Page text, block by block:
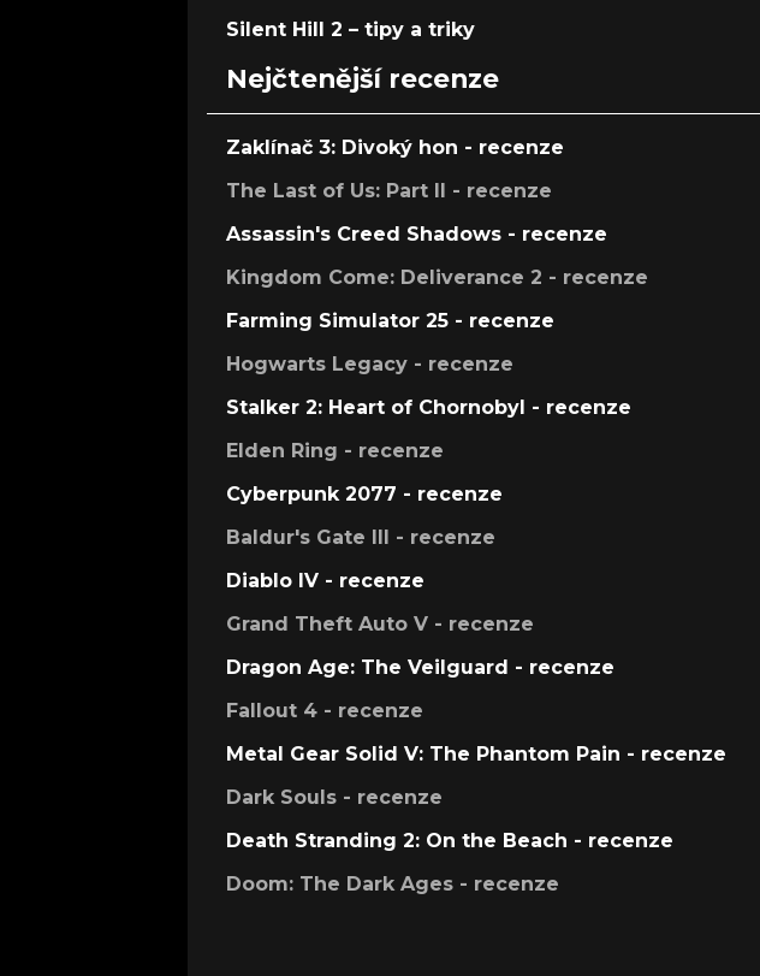
Silent Hill 2 – tipy a triky
Nejčtenější recenze
Zaklínač 3: Divoký hon - recenze
The Last of Us: Part II - recenze
Assassin's Creed Shadows - recenze
Kingdom Come: Deliverance 2 - recenze
Farming Simulator 25 - recenze
Hogwarts Legacy - recenze
Stalker 2: Heart of Chornobyl - recenze
Elden Ring - recenze
Cyberpunk 2077 - recenze
Baldur's Gate III - recenze
Diablo IV - recenze
Grand Theft Auto V - recenze
Dragon Age: The Veilguard - recenze
Fallout 4 - recenze
Metal Gear Solid V: The Phantom Pain - recenze
Dark Souls - recenze
Death Stranding 2: On the Beach - recenze
Doom: The Dark Ages - recenze